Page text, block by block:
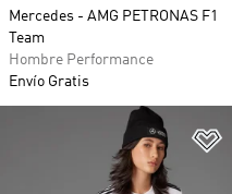
Mercedes - AMG PETRONAS F1
Team
Hombre Performance
Envío Gratis